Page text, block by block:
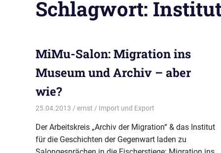
Schlagwort:
MiMu-Salon: Migration ins
Museum und Archiv – aber
wie?
25.04.2013 ernst Import und Export
Der Arbeitskreis „Archiv der Migration“ & das Institut
für die Geschichten der Gegenwart laden zu